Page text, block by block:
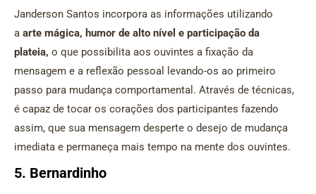
Janderson Santos incorpora as informações utilizando
a arte mágica, humor de alto nível e participação da
plateia, o que possibilita aos ouvintes a fixação da
mensagem e a reflexão pessoal levando-os ao primeiro
passo para mudança comportamental. Através de técnicas,
é capaz de tocar os corações dos participantes fazendo
assim, que sua mensagem desperte o desejo de mudança
imediata e permaneça mais tempo na mente dos ouvintes.
5. Bernardinho